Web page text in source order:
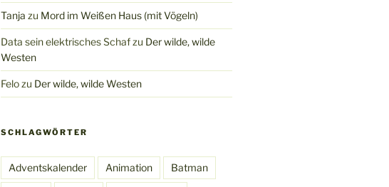
Tanja zu Mord im Weißen Haus (mit Vögeln)
Data sein elektrisches Schafzu Der wilde, wilde
Westen
Felozu Der wilde, wilde Westen
SCHLAGWÖRTER
Adventskalender Animation Batman